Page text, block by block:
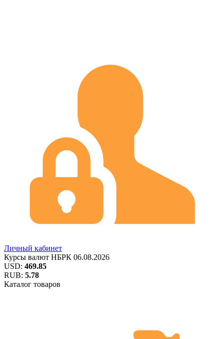
Личный кабинет
Курсы валют НБРК 06.08.2026
USD: 469.85
RUB: 5.78
Каталог товаров